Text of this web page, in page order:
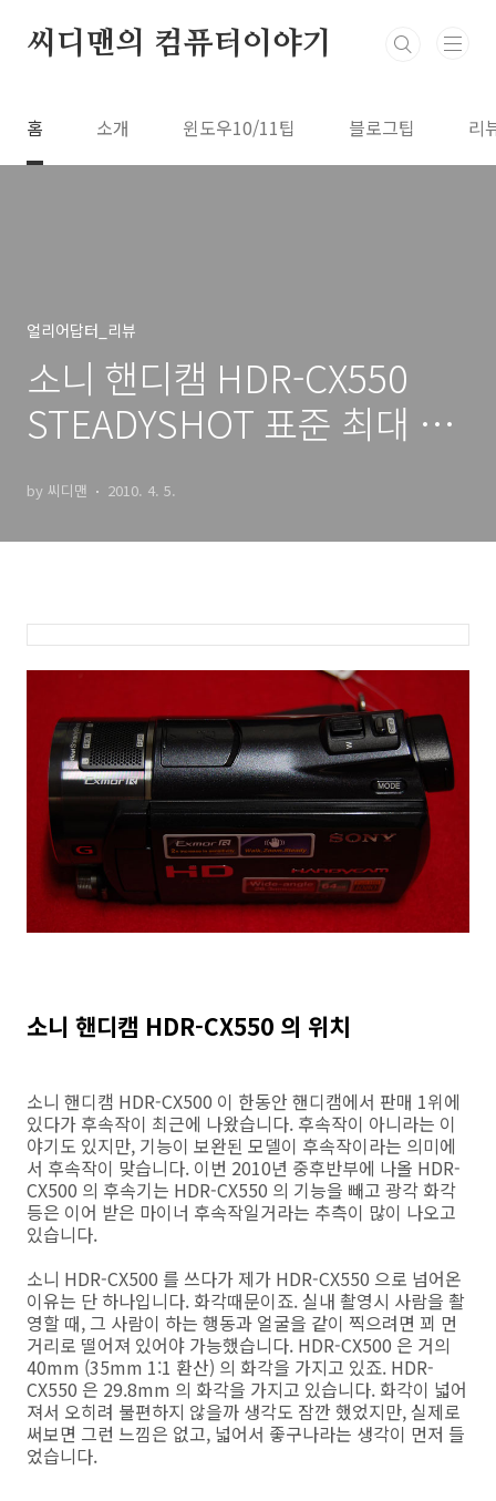
씨디맨의 컴퓨터이야기
홈 소개 윈도우10/11팁 블로그팁 리
얼리어답터_리뷰
소니 핸디캠 HDR-CX550
STEADYSHOT 표준 최대 망
단점에 대해서
by 씨디맨 2010. 4. 5.
소니 핸디캠 HDR-CX550 의 위치
소니 핸디캠 HDR-CX500 이 한동안 핸디캠에서 판매 1위에
있다가 후속작이 최근에 나왔습니다. 후속작이 아니라는 이
야기도 있지만, 기능이 보완된 모델이 후속작이라는 의미에
서 후속작이 맞습니다. 이번 2010년 중후반부에 나올 HDR-
CX500 의 후속기는 HDR-CX550 의 기능을 빼고 광각 화각
등은 이어 받은 마이너 후속작일거라는 추측이 많이 나오고
있습니다.
소니 HDR-CX500 를 쓰다가 제가 HDR-CX550 으로 넘어온
이유는 단 하나입니다. 화각때문이죠. 실내 촬영시 사람을 촬
영할 때, 그 사람이 하는 행동과 얼굴을 같이 찍으려면 꾀 먼
거리로 떨어져 있어야 가능했습니다. HDR-CX500 은 거의
40mm (35mm 1:1 환산) 의 화각을 가지고 있죠. HDR-
CX550 은 29.8mm 의 화각을 가지고 있습니다. 화각이 넓어
져서 오히려 불편하지 않을까 생각도 잠깐 했었지만, 실제로
써보면 그런 느낌은 없고, 넓어서 좋구나라는 생각이 먼저 들
었습니다.